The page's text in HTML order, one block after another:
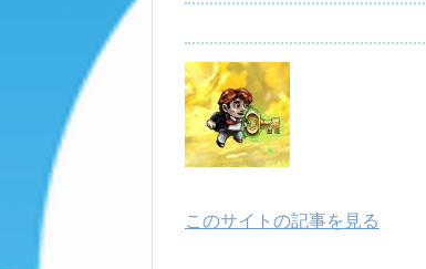
このサイトの記事を見る